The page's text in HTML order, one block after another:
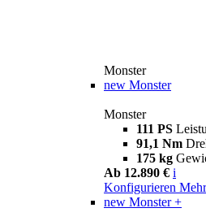
Monster
new Monster
Monster
111 PS
91,1 Nm
175 kg
Ab 12.890 € i
Konfigurieren
new Monster +